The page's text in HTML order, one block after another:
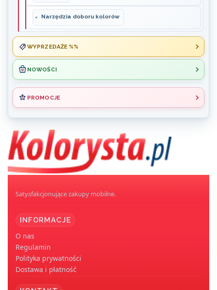
Narzędzia doboru kolorów
WYPRZEDAŻE %%
NOWOŚCI
PROMOCJE
Satysfakcjonujące zakupy mobilne.
INFORMACJE
O nas
Regulamin
Polityka prywatności
Dostawa i płatność